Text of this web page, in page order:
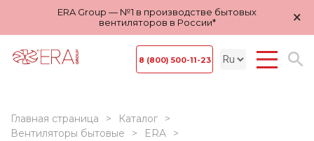
ERA Group — №1 в производстве бытовых
вентиляторов в России*
×
8 (800) 500-11-23
Главная страница
Каталог
Вентиляторы бытовые
ERA